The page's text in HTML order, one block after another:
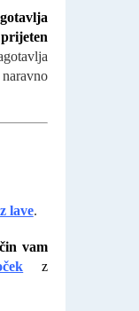
lave.
vam
k z